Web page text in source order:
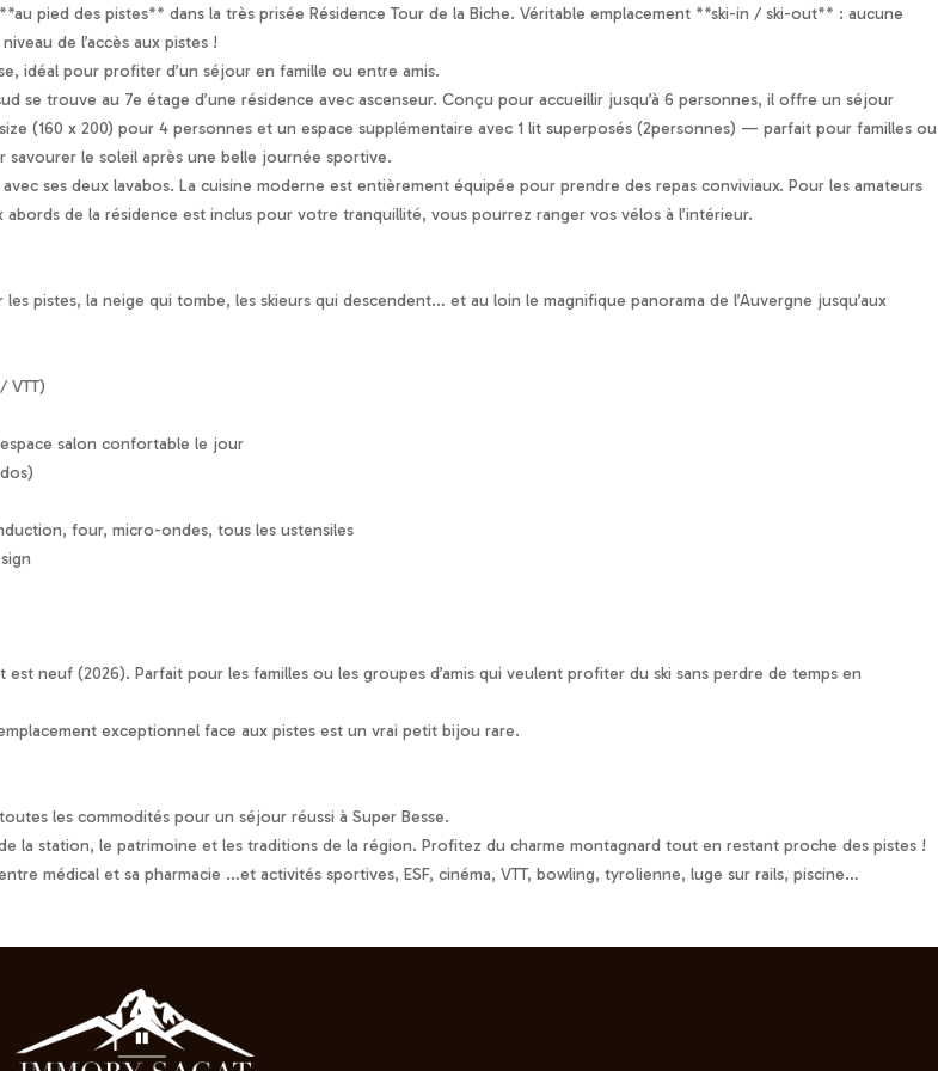
pied des pistes** dans la très prisée Résidence Tour de la Biche. Véritable emplacement **ski-in / ski-out** : aucune
de l’accès aux pistes !
idéal pour profiter d’un séjour en famille ou entre amis.
se trouve au 7e étage d’une résidence avec ascenseur. Conçu pour accueillir jusqu’à 6 personnes, il offre un séjour
(160 x 200) pour 4 personnes et un espace supplémentaire avec 1 lit superposés (2personnes) — parfait pour familles ou
savourer le soleil après une belle journée sportive.
ses deux lavabos. La cuisine moderne est entièrement équipée pour prendre des repas conviviaux. Pour les amateurs
de la résidence est inclus pour votre tranquillité, vous pourrez ranger vos vélos à l’intérieur.
pistes, la neige qui tombe, les skieurs qui descendent… et au loin le magnifique panorama de l’Auvergne jusqu’aux
VTT)
salon confortable le jour
four, micro-ondes, tous les ustensiles
neuf (2026). Parfait pour les familles ou les groupes d’amis qui veulent profiter du ski sans perdre de temps en
exceptionnel face aux pistes est un vrai petit bijou rare.
les commodités pour un séjour réussi à Super Besse.
la station, le patrimoine et les traditions de la région. Profitez du charme montagnard tout en restant proche des pistes !
médical et sa pharmacie …et activités sportives, ESF, cinéma, VTT, bowling, tyrolienne, luge sur rails, piscine…